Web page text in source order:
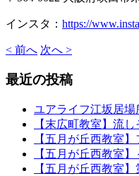
インスタ： https://
< 前へ 次へ >
最近の投稿
ユアライフ江坂居
【末広町教室】流
【五月が丘西教室
【五月が丘西教室
【五月が丘西教室